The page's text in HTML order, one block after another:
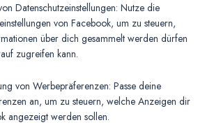
Datenschutzeinstellungen: Nutze die
von Facebook, um zu steuern,
über dich gesammelt werden dürfen
zugreifen kann.
von Werbepräferenzen: Passe deine
an, um zu steuern, welche Anzeigen dir
angezeigt werden sollen.